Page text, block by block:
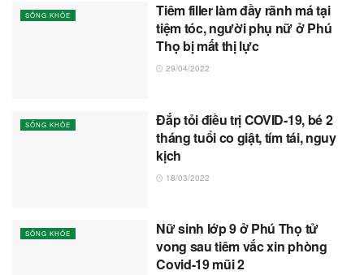
SỐNG KHỎE
Tiêm filler làm đầy rãnh má tại
tiệm tóc, người phụ nữ ở Phú
Thọ bị mất thị lực
29/04/2022
SỐNG KHỎE
Đắp tỏi điều trị COVID-19, bé 2
tháng tuổi co giật, tím tái, nguy
kịch
18/03/2022
SỐNG KHỎE
Nữ sinh lớp 9 ở Phú Thọ tử
vong sau tiêm vắc xin phòng
Covid-19 mũi 2